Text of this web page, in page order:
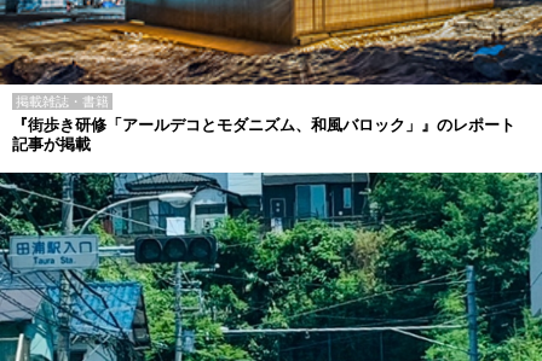
掲載雑誌・書籍
『街歩き研修「アールデコとモダニズム、和風バロック」』のレポート
記事が掲載